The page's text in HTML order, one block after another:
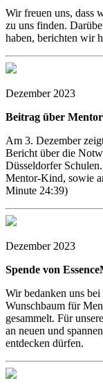
Wir freuen uns, dass
zu uns finden.
haben, berichten wir
Dezember 2023
Beitrag über
Am 3. Dezember
Bericht über die
Düsseldorfer
Mentor-Kind, sowie
Minute 24:39)
Dezember 2023
Spende von
Wir bedanken uns
Wunschbaum für
gesammelt. Für
an neuen und
entdecken dürfen.